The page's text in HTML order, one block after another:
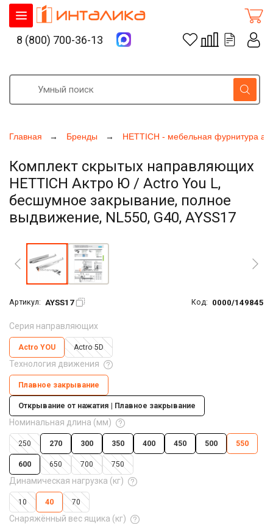
Главная Бренды HETTICH - мебельная фурнитура
Комплект скрытых направляющих
HETTICH Актро Ю / Actro You L,
бесшумное закрывание, полное
выдвижение, NL550, G40, AYSS17
Артикул: AYSS17 Код: 0000/149845
Серия направляющих
Actro YOU Actro 5D
Технология движения
Плавное закрывание
Открывание от нажатия | Плавное закрывание
Номинальная длина (мм)
250 270 300 350 400 450 500 550
600 650 700 750
Динамическая нагрузка (кг)
10 40 70
Снаряжённый вес ящика (кг)
8 (800) 700-36-13